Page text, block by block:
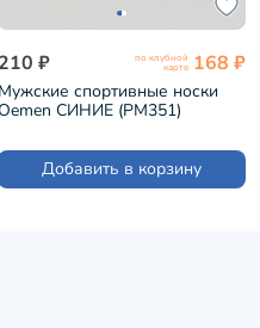
210 ₽ по клубной
карте 168 ₽
Мужские спортивные носки
СИНИЕ (PM351)
Добавить в корзину